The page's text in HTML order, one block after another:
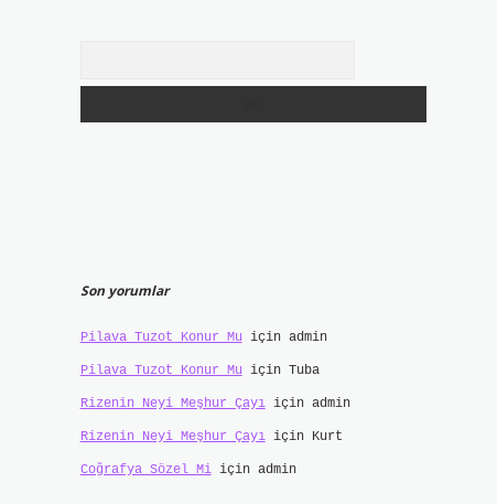
Son yorumlar
Pilava Tuzot Konur Muiçin admin
Pilava Tuzot Konur Muiçin Tuba
Rizenin Neyi Meşhur Çayıiçin admin
Rizenin Neyi Meşhur Çayıiçin Kurt
Coğrafya Sözel Miiçin admin